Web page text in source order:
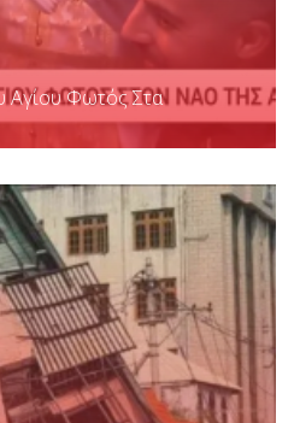
Αγίου Φωτός Στα